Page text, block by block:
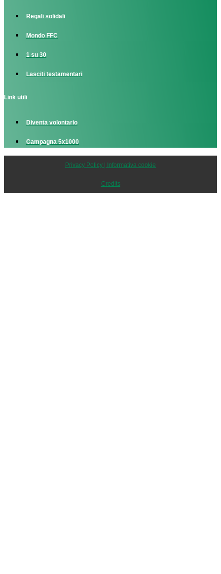
Regali solidali
Mondo FFC
1 su 30
Lasciti testamentari
Link utili
Diventa volontario
Campagna 5x1000
Privacy Policy | Informativa cookie
Credits